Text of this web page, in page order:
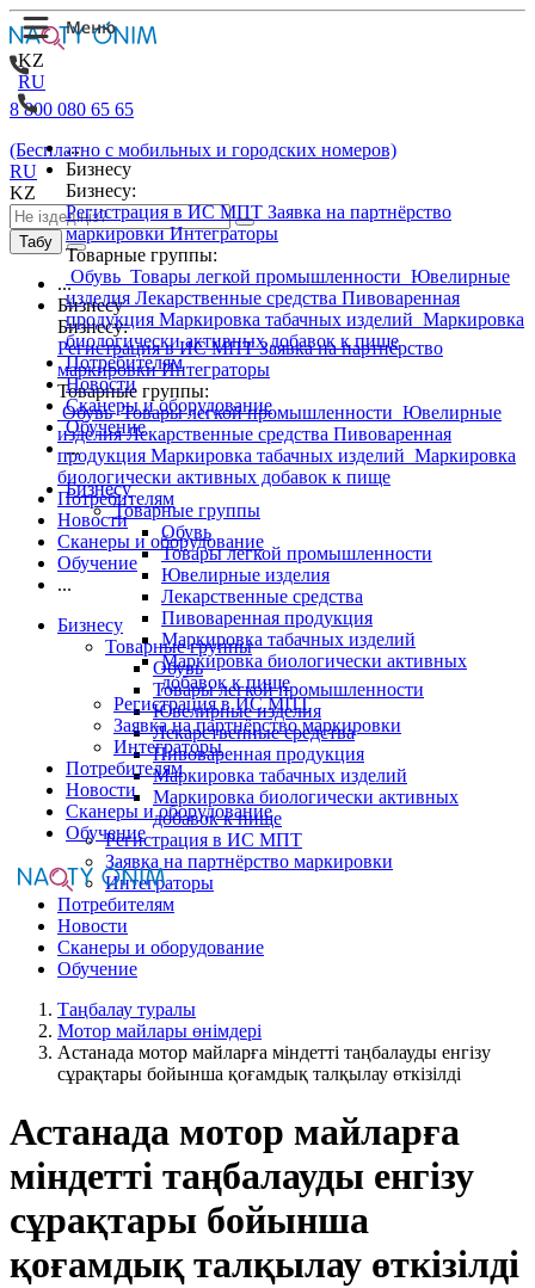
KZ
RU
...
Бизнесу
Бизнесу:
Регистрация в ИС МПТ Заявка на партнёрство
маркировкиИнтеграторы
Товарные группы:
Обувь Товары легкой промышленности Ювелирные
изделия Лекарственные средства Пивоваренная
продукция Маркировка табачных изделий Маркировка
биологически активных добавок к пище
Потребителям
Новости
Сканеры и оборудование
Обучение
...
Бизнесу
Товарные группы
Обувь
Товары легкой промышленности
Ювелирные изделия
Лекарственные средства
Пивоваренная продукция
Маркировка табачных изделий
Маркировка биологически активных
добавок к пище
Регистрация в ИС МПТ
Заявка на партнёрство маркировки
Интеграторы
Потребителям
Новости
Сканеры и оборудование
Обучение
8 800 080 65 65
(Бесплатно с мобильных и городских номеров)
RU
KZ
Табу
...
Бизнесу
Бизнесу:
Регистрация в ИС МПТЗаявка на партнёрство
маркировкиИнтеграторы
Товарные группы:
ОбувьТовары легкой промышленности Ювелирные
изделияЛекарственные средства Пивоваренная
продукция Маркировка табачных изделий Маркировка
биологически активных добавок к пище
Потребителям
Новости
Сканеры и оборудование
Обучение
...
Бизнесу
Товарные группы
Обувь
Товары легкой промышленности
Ювелирные изделия
Лекарственные средства
Пивоваренная продукция
Маркировка табачных изделий
Маркировка биологически активных
добавок к пище
Регистрация в ИС МПТ
Заявка на партнёрство маркировки
Интеграторы
Потребителям
Новости
Сканеры и оборудование
Обучение
Таңбалау туралы
Мотор майлары өнімдері
Астанада мотор майларға міндетті таңбалауды енгізу
сұрақтары бойынша қоғамдық талқылау өткізілді
Астанада мотор майларға
міндетті таңбалауды енгізу
сұрақтары бойынша
қоғамдық талқылау өткізілді